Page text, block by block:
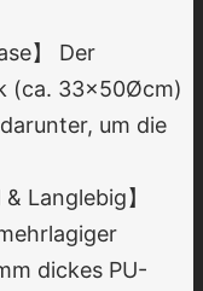
】 Der
(ca. 33x50Øcm)
um die
Langlebig】
dickes PU-